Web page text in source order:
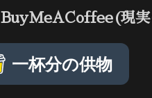
BuyMeACoffee(現実
一杯分の供物